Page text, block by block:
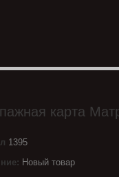
карта
1395
Новый товар